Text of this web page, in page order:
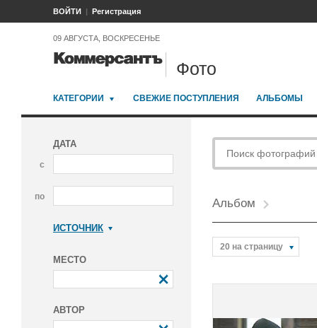
ВОЙТИ Регистрация
09 АВГУСТА, ВОСКРЕСЕНЬЕ
Фото
КАТЕГОРИИ СВЕЖИЕ ПОСТУПЛЕНИЯ АЛЬБОМЫ
ДАТА
с
по
ИСТОЧНИК
МЕСТО
АВТОР
Альбом
20 на страницу